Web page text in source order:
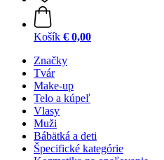
Košík € 0,00
Značky
Tvár
Make-up
Telo a kúpeľ
Vlasy
Muži
Bábätká a deti
Špecifické kategórie